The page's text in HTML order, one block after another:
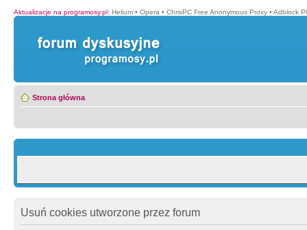
Aktualizacje na programosy.pl: Helium • Opera • ChrisPC Free Anonymous Proxy • Adblock
Strona główna
Usuń cookies utworzone przez forum